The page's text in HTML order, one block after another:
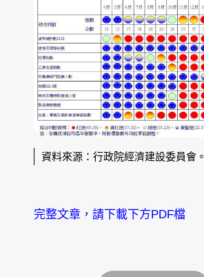
資料來源：行政院經濟建設委員會。
完整文章，請下載下方PDF檔